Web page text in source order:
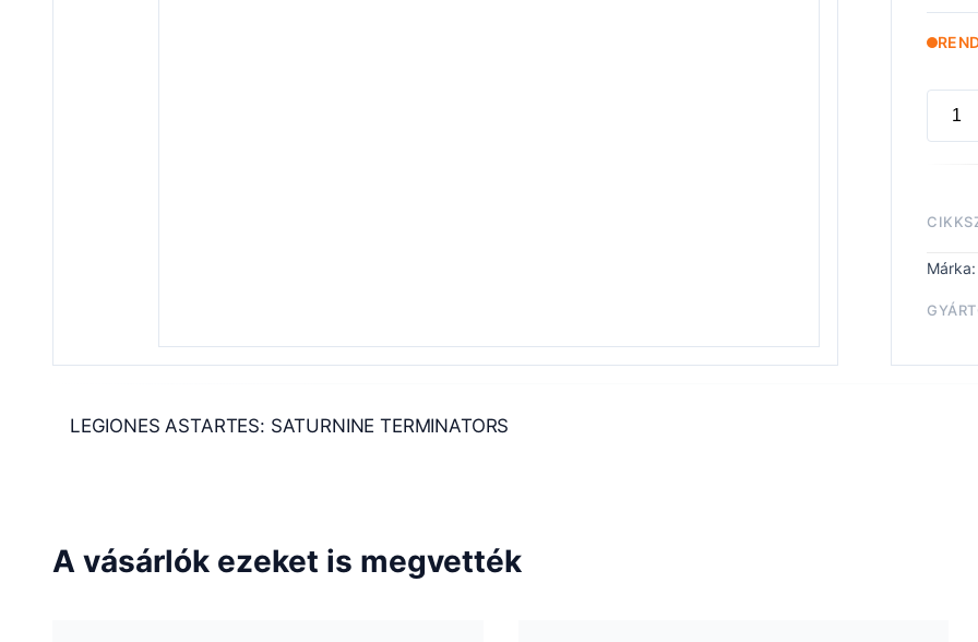
Márka:
LEGIONES ASTARTES: SATURNINE TERMINATORS
A vásárlók ezeket is megvették